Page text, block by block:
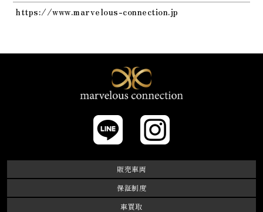
https://www.marvelous-connection.jp
LINE
販売車両
保証制度
車買取